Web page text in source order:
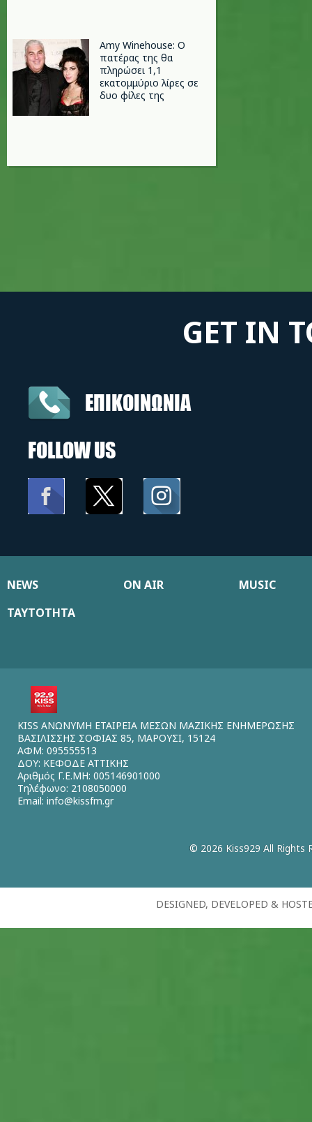
Amy Winehouse: Ο
πατέρας της θα
πληρώσει 1,1
εκατομμύριο λίρες σε
δυο φίλες της
GET IN
ΕΠΙΚΟΙΝΩΝΙΑ
FOLLOW US
NEWS ON AIR
MUSIC
ΤΑΥΤΟΤΗΤΑ
KISS ΑΝΩΝΥΜΗ ΕΤΑΙΡΕΙΑ ΜΕΣΩΝ ΜΑΖΙΚΗΣ ΕΝΗΜΕΡΩΣΗΣ
ΒΑΣΙΛΙΣΣΗΣ ΣΟΦΙΑΣ 85, ΜΑΡΟΥΣΙ, 15124
ΑΦΜ: 095555513
ΔΟΥ: ΚΕΦΟΔΕ ΑΤΤΙΚΗΣ
Αριθμός Γ.Ε.ΜΗ: 005146901000
Τηλέφωνο: 2108050000
Email: info@kissfm.gr
© 2026 Kiss929 All Rights
DESIGNED, DEVELOPED &